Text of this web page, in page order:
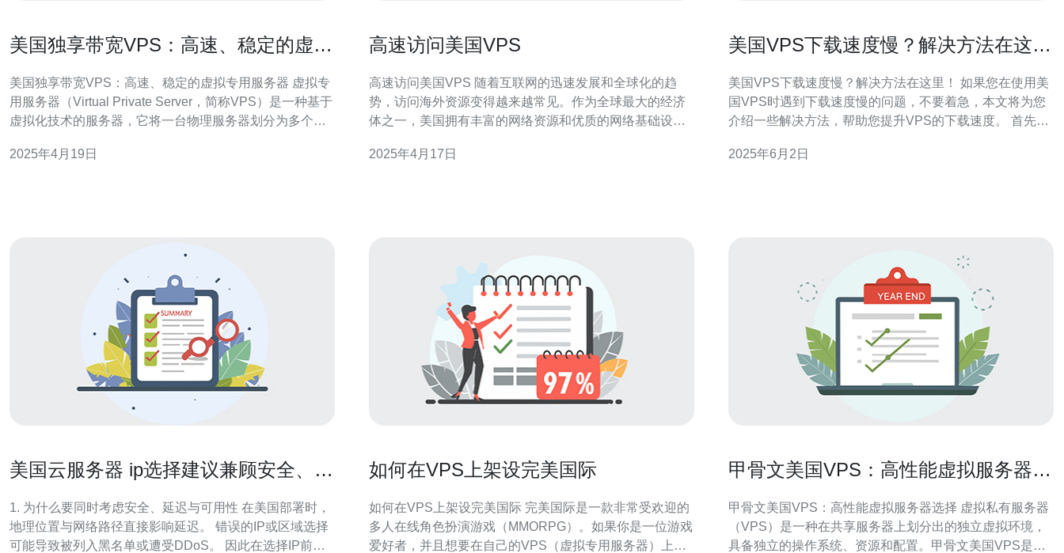
美国独享带宽VPS：高速、稳定的虚拟
美国独享带宽VPS：高速、稳定的虚拟专用服务器 虚拟专
用服务器（Virtual Private Server，简称VPS）是一种基于
虚拟化技术的服务器，它将一台物理服务器划分为多个虚
源，可以像独立服务器一样运行。 VPS相比于共享主机和
2025年4月19日
高速访问美国VPS
高速访问美国VPS 随着互联网的迅速发展和全球化的趋
势，访问海外资源变得越来越常见。作为全球最大的经济
体之一，美国拥有丰富的网络资源和优质的网络基础设
时，网络速度是一个重要的考虑因素。美国的互联网基础
2025年4月17日
美国VPS下载速度慢？解决方法在这
美国VPS下载速度慢？解决方法在这里！ 如果您在使用美
国VPS时遇到下载速度慢的问题，不要着急，本文将为您
介绍一些解决方法，帮助您提升VPS的下载速度。 首先，
达到您的宽带提供商承诺的速度，同时也可以尝试更换网
2025年6月2日
美国云服务器 ip选择建议兼顾安全、延
1. 为什么要同时考虑安全、延迟与可用性 在美国部署时，
地理位置与网络路径直接影响延迟。 错误的IP或区域选择
可能导致被列入黑名单或遭受DDoS。 因此在选择IP前先
如何在VPS上架设完美国际
如何在VPS上架设完美国际 完美国际是一款非常受欢迎的
多人在线角色扮演游戏（MMORPG）。如果你是一位游戏
爱好者，并且想要在自己的VPS（虚拟专用服务器）上架
甲骨文美国VPS：高性能虚拟服务器选
甲骨文美国VPS：高性能虚拟服务器选择 虚拟私有服务器
（VPS）是一种在共享服务器上划分出的独立虚拟环境，
具备独立的操作系统、资源和配置。甲骨文美国VPS是一